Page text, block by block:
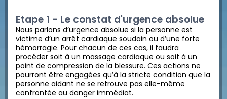
Etape 1 - Le constat d'urgence absolue
Nous parlons d’urgence absolue si la personne est
victime d’un arrêt cardiaque soudain ou d’une forte
hémorragie. Pour chacun de ces cas, il faudra
procéder soit à un massage cardiaque ou soit à un
point de compression de la blessure. Ces actions ne
pourront être engagées qu’à la stricte condition que la
personne aidant ne se retrouve pas elle-même
confrontée au danger immédiat.